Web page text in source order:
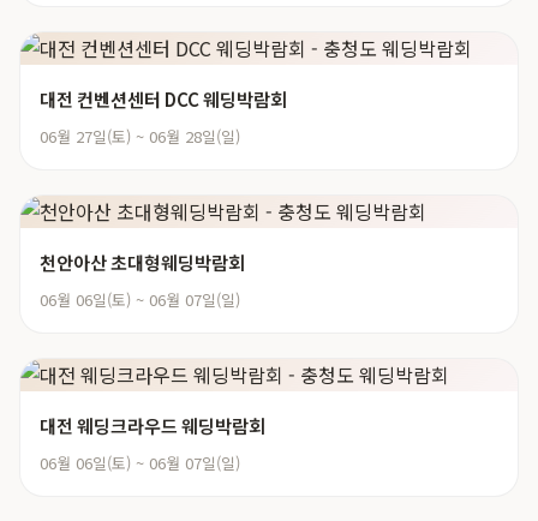
대전 컨벤션센터 DCC 웨딩박람회
06월 27일(토) ~ 06월 28일(일)
천안아산 초대형웨딩박람회
06월 06일(토) ~ 06월 07일(일)
대전 웨딩크라우드 웨딩박람회
06월 06일(토) ~ 06월 07일(일)